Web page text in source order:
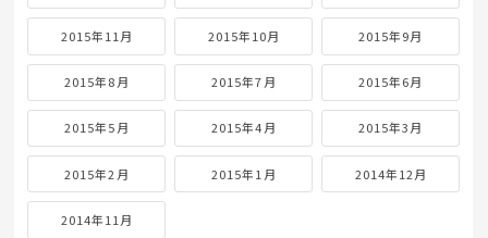
2015年11月 2015年10月 2015年9月
2015年8月 2015年7月 2015年6月
2015年5月 2015年4月 2015年3月
2015年2月 2015年1月 2014年12月
2014年11月